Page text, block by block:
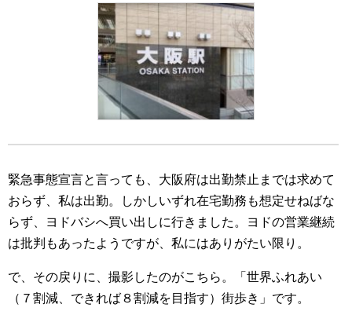
緊急事態宣言と言っても、大阪府は出勤禁止までは求めて
おらず、私は出勤。しかしいずれ在宅勤務も想定せねばな
らず、ヨドバシへ買い出しに行きました。ヨドの営業継続
は批判もあったようですが、私にはありがたい限り。
で、その戻りに、撮影したのがこちら。「世界ふれあい
（７割減、できれば８割減を目指す）街歩き」です。